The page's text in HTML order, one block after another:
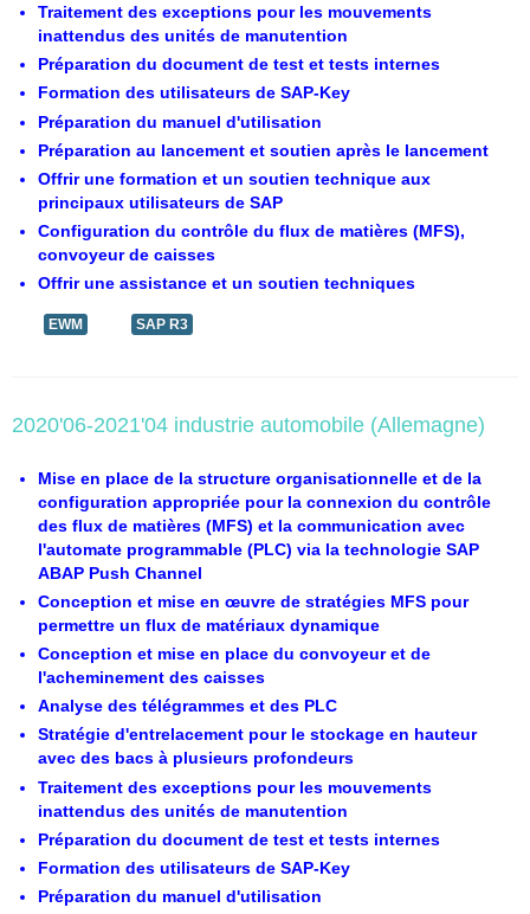
Traitement des exceptions pour les mouvements
inattendus des unités de manutention
Préparation du document de test et tests internes
Formation des utilisateurs de SAP-Key
Préparation du manuel d'utilisation
Préparation au lancement et soutien après le lancement
Offrir une formation et un soutien technique aux
principaux utilisateurs de SAP
Configuration du contrôle du flux de matières (MFS),
convoyeur de caisses
Offrir une assistance et un soutien techniques
EWM SAP R3
2020'06-2021'04 industrie automobile (Allemagne)
Mise en place de la structure organisationnelle et de la
configuration appropriée pour la connexion du contrôle
des flux de matières (MFS) et la communication avec
l'automate programmable (PLC) via la technologie SAP
ABAP Push Channel
Conception et mise en œuvre de stratégies MFS pour
permettre un flux de matériaux dynamique
Conception et mise en place du convoyeur et de
l'acheminement des caisses
Analyse des télégrammes et des PLC
Stratégie d'entrelacement pour le stockage en hauteur
avec des bacs à plusieurs profondeurs
Traitement des exceptions pour les mouvements
inattendus des unités de manutention
Préparation du document de test et tests internes
Formation des utilisateurs de SAP-Key
Préparation du manuel d'utilisation